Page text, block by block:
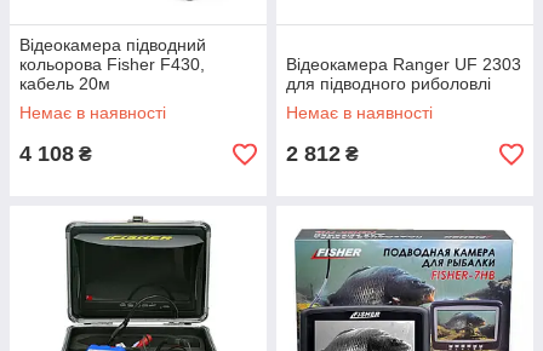
Відеокамера підводний
кольорова Fisher F430,
кабель 20м
Немає в наявності
4 108 ₴
Відеокамера Ranger UF 2303
для підводного риболовлі
Немає в наявності
2 812 ₴